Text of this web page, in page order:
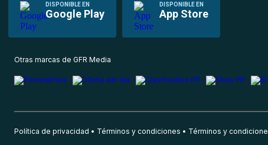
DISPONIBLE EN
Google Play
DISPONIBLE EN
App Store
Otras marcas de GFR Media
Política de privacidad Términos y condiciones Términos y